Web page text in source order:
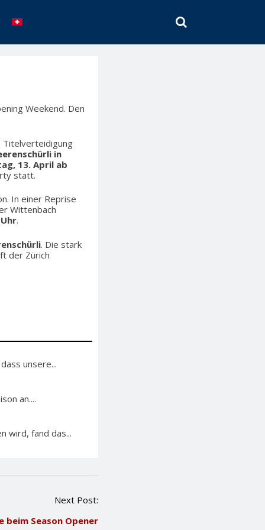
SEARCH
Weekend. Den
in
13. April ab
statt.
In einer Reprise
Wittenbach
.
. Die stark
der Zürich
unsere...
an....
wird, fand das...
Next Post:
beim Season Opener